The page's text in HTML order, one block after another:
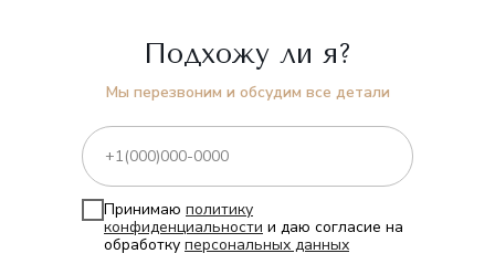
Подхожу ли я?
Мы перезвоним и обсудим все детали
Принимаю политику
конфиденциальности и даю согласие на
обработку персональных данных